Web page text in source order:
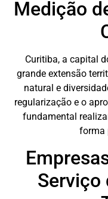
Medição
Curitiba, a capital
grande extensão
natural e
regularização e o
fundamental
forma
Serviço